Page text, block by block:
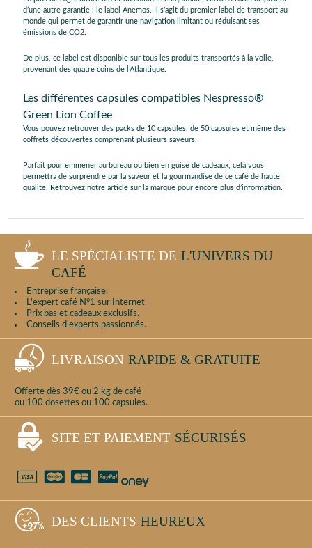
d’une autre garantie : le label Anemos. Il s’agit du premier label de transport au
monde qui permet de garantir une navigation limitant ou réduisant ses
émissions de CO2.
De plus, ce label est disponible sur tous les produits transportés à la voile,
provenant des quatre coins de l’Atlantique.
Les différentes capsules compatibles Nespresso®
Green Lion Coffee
Vous pouvez retrouver des packs de 10 capsules, de 50 capsules et même des
coffrets découvertes comprenant plusieurs saveurs.
Parfait pour emmener au bureau ou bien en guise de cadeaux, cela vous
permettra de surprendre par la saveur et la gourmandise de ce café de haute
qualité. Retrouvez notre article sur la marque pour encore plus d’information.
LE SPÉCIALISTE DE L'UNIVERS DU
CAFÉ
Entreprise française.
L'expert café N°1 sur Internet.
Prix bas et cadeaux exclusifs.
Conseils d'experts passionnés.
LIVRAISON RAPIDE & GRATUITE
Offerte dès 39€ ou 2 kg de café
ou 100 dosettes ou 100 capsules.
SITE ET PAIEMENT SÉCURISÉS
DES CLIENTS HEUREUX